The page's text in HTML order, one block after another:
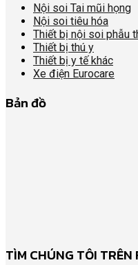
Nội soi Tai mũi họng
Nội soi tiêu hóa
Thiết bị nội soi phẫu
Thiết bị thú y
Thiết bị y tế khác
Xe điện Eurocare
Bản đồ
TÌM CHÚNG TÔI TRÊN